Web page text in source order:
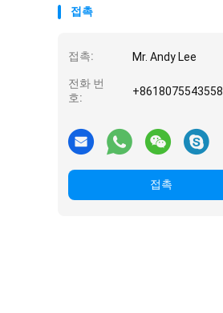
접촉
접촉: Mr. Andy Lee
전화 번
호:
+8618075543558
접촉